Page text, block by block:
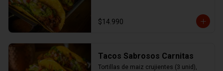
$14.990
Tacos Sabrosos Carnitas
Tortillas de maiz crujientes (3 unid),